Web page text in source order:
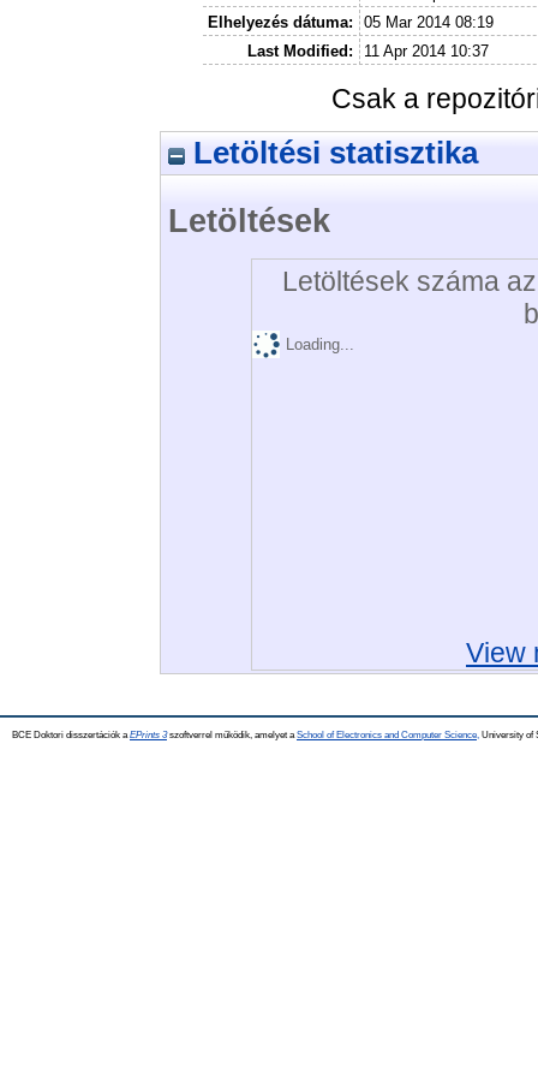
Elhelyezés dátuma:
05 Mar 2014 08:19
Last Modified:
11 Apr 2014 10:37
Csak a
Letöltési statisztika
Letöltések
Letöltések száma
Loading...
View
BCE Doktori disszertációk a EPrints 3szoftverrel működik, amelyet a School of Electronics and Computer Science, University of